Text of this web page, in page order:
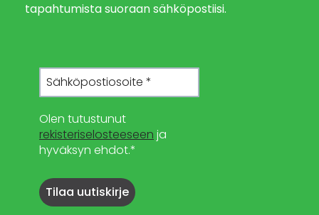
tapahtumista suoraan sähköpostiisi.
Olen tutustunut
rekisteriselosteeseen ja
hyväksyn ehdot.*